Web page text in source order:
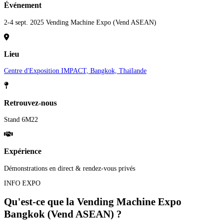
Événement
2-4 sept. 2025 Vending Machine Expo (Vend ASEAN)
Lieu
Centre d'Exposition IMPACT, Bangkok, Thaïlande
Retrouvez-nous
Stand 6M22
Expérience
Démonstrations en direct & rendez-vous privés
INFO EXPO
Qu'est-ce que la Vending Machine Expo
Bangkok (Vend ASEAN) ?